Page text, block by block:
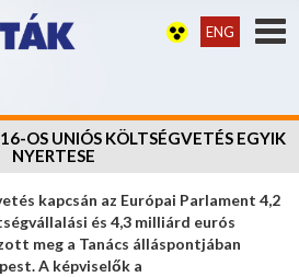
ENG
OS UNIÓS KÖLTSÉGVETÉS EGYIK
NYERTESE
kapcsán az Európai Parlament 4,2
és 4,3 milliárd eurós
meg a Tanács álláspontjában
A képviselők a